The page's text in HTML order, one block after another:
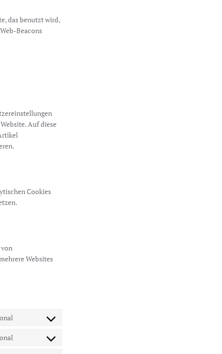
das benutzt wird,
Beacons
Auf diese
Cookies
Websites